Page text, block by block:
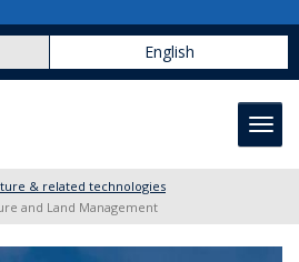
English
& related technologies
and Land Management